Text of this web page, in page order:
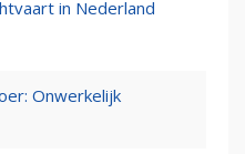
in Nederland
Onwerkelijk